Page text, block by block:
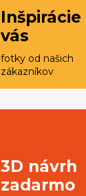
Inšpirácie
vás
fotky od našich
zákazníkov
3D návrh
zadarmo